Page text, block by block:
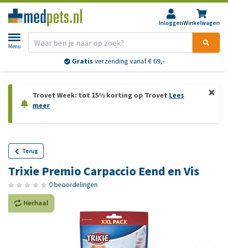
InloggenWinkelwagen
Menu
Gratis verzending vanaf € 69,-
Trovet Week: tot 15% korting op Trovet Lees
meer
Terug
Trixie Premio Carpaccio Eend en Vis
0 beoordelingen
Herhaal